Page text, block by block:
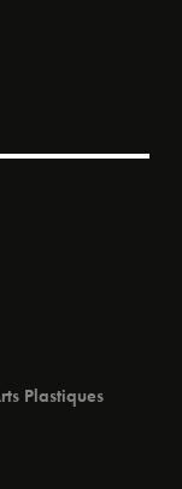
Plastiques